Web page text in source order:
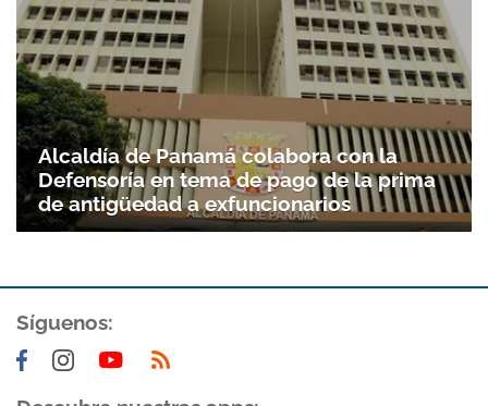
Gracias por suscribirte a nuestro boletín.
ACEPTAR
Alcaldía de Panamá colabora con la
Defensoría en tema de pago de la prima
de antigüedad a exfuncionarios
Síguenos: